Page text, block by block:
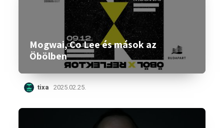
Mogwai, Co Lee és mások az
Öbölben
tixa 2025.02.25.